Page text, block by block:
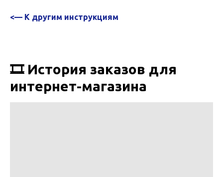
<— К другим инструкциям
🎞️ История заказов для
интернет-магазина